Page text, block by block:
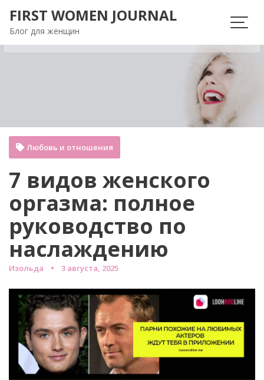
содержимому
FIRST WOMEN JOURNAL
Блог для женщин
7 видов женского
оргазма: полное
руководство по
наслаждению
Изольда 3 августа, 2025
Любовь и отношения